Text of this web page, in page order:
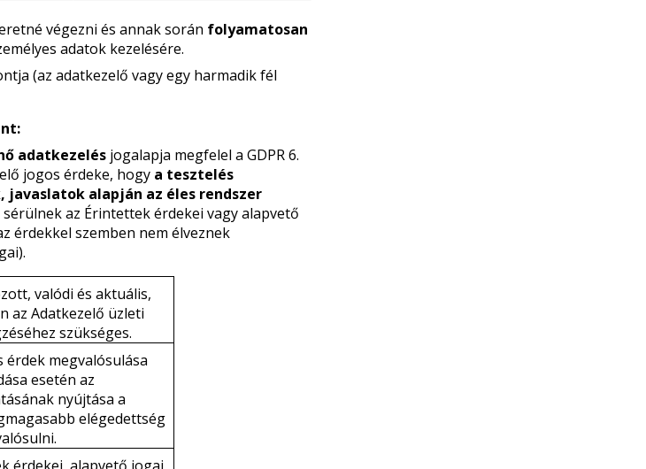
végezni és annak során folyamatosan
adatok kezelésére.
(az adatkezelő vagy egy harmadik fél
adatkezelésjogalapja megfelel a GDPR 6.
jogos érdeke, hogy a tesztelés
alapján az éles rendszer
az Érintettek érdekei vagy alapvető
érdekkel szemben nem élveznek
valódi és aktuális,
az Adatkezelő üzleti
szükséges.
érdek megvalósulása
esetén az
nyújtása a
elégedettség